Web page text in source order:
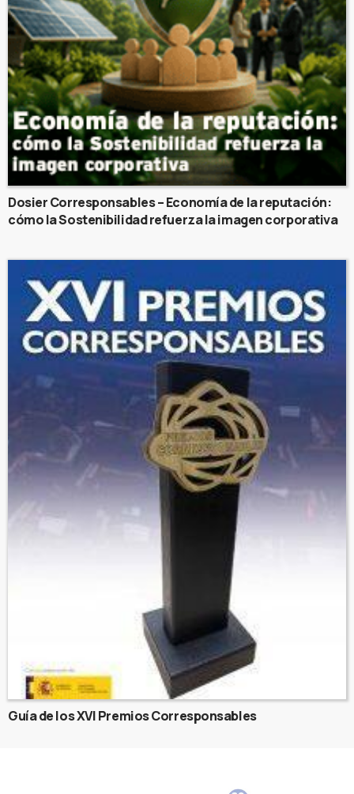
Dosier Corresponsables – Economía de la reputación:
cómo la Sostenibilidad refuerza la imagen corporativa
Guía de los XVI Premios Corresponsables